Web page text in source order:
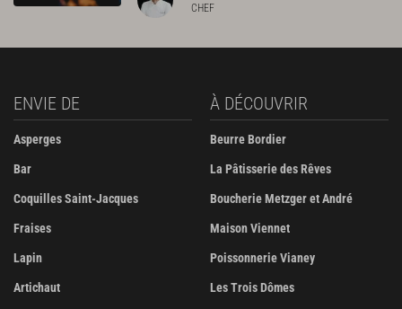
CHEF
ENVIE DE
Asperges
Bar
Coquilles Saint-Jacques
Fraises
Lapin
Artichaut
À DÉCOUVRIR
Beurre Bordier
La Pâtisserie des Rêves
Boucherie Metzger et André
Maison Viennet
Poissonnerie Vianey
Les Trois Dômes